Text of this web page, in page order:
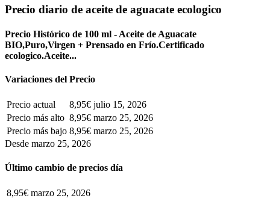
Precio diario de aceite de aguacate ecologico
Precio Histórico de 100 ml - Aceite de Aguacate
BIO,Puro,Virgen + Prensado en Frío.Certificado
ecologico.Aceite...
Variaciones del Precio
Precio actual 8,95€ julio 15, 2026
Precio más alto 8,95€ marzo 25, 2026
Precio más bajo 8,95€ marzo 25, 2026
Desde marzo 25, 2026
Último cambio de precios día
8,95€ marzo 25, 2026